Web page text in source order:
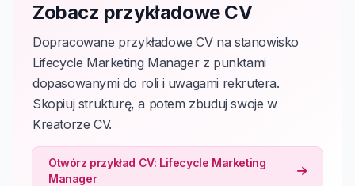
Zobacz przykładowe CV
Dopracowane przykładowe CV na stanowisko
Lifecycle Marketing Manager z punktami
dopasowanymi do roli i uwagami rekrutera.
Skopiuj strukturę, a potem zbuduj swoje w
Kreatorze CV.
Otwórz przykład CV: Lifecycle Marketing
Manager